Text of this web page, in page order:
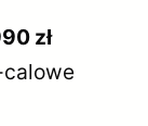
zł
calowe